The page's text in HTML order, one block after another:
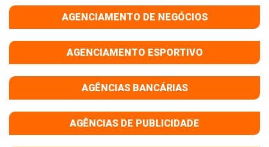
AGENCIAMENTO DE NEGÓCIOS
AGENCIAMENTO ESPORTIVO
AGÊNCIAS BANCÁRIAS
AGÊNCIAS DE PUBLICIDADE